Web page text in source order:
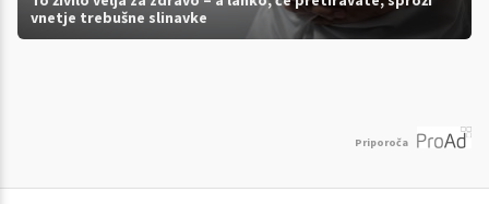
vnetje trebušne slinavke
Priporoča